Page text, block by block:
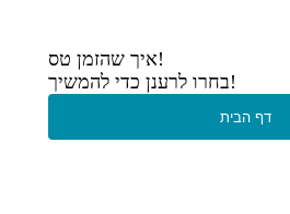
איך שהזמן טס!
בחרו לרענן כדי להמשיך!
דף הבית